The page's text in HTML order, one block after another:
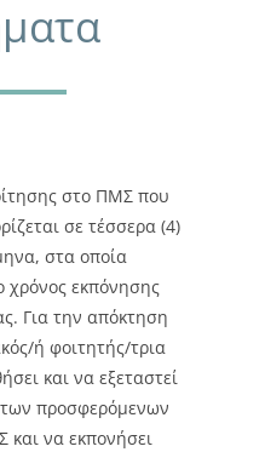
στο ΠΜΣ που
σε τέσσερα (4)
στα οποία
χρόνος εκπόνησης
Για την απόκτηση
ή φοιτητής/τρια
και να εξεταστεί
προσφερόµενων
να εκπονήσει